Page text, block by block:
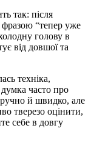
так: після
“тепер уже
голову в
від довшої та
техніка,
часто про
й швидко, але
тверезо оцінити,
себе в довгу